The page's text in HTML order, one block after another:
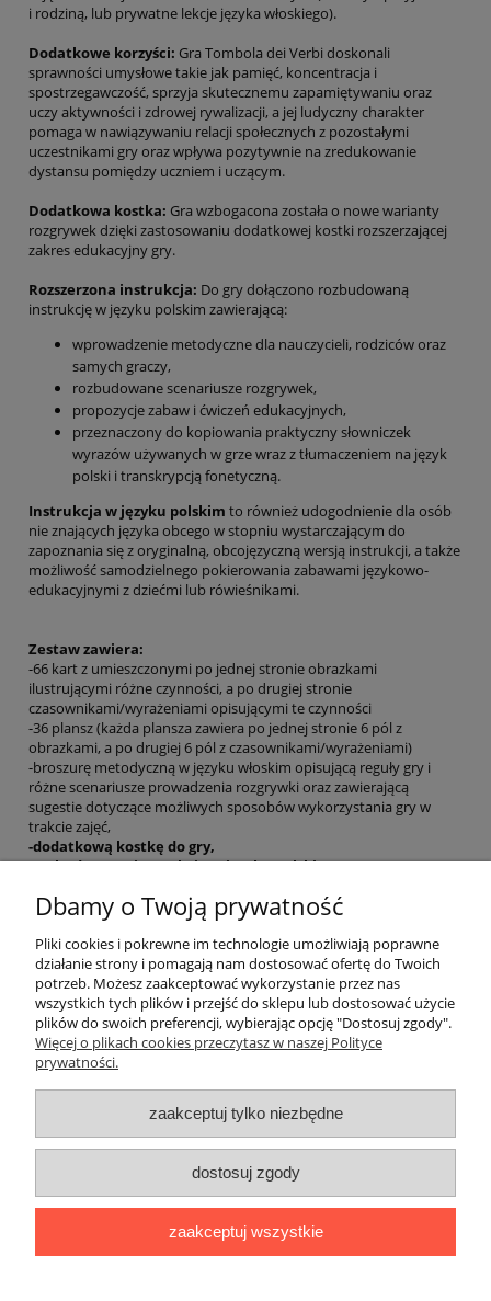
i rodziną, lub prywatne lekcje języka włoskiego).
Dodatkowe korzyści: Gra Tombola dei Verbi doskonali
sprawności umysłowe takie jak pamięć, koncentracja i
spostrzegawczość, sprzyja skutecznemu zapamiętywaniu oraz
uczy aktywności i zdrowej rywalizacji, a jej ludyczny charakter
pomaga w nawiązywaniu relacji społecznych z pozostałymi
uczestnikami gry oraz wpływa pozytywnie na zredukowanie
dystansu pomiędzy uczniem i uczącym.
Dodatkowa kostka: Gra wzbogacona została o nowe warianty
rozgrywek dzięki zastosowaniu dodatkowej kostki rozszerzającej
zakres edukacyjny gry.
Rozszerzona instrukcja: Do gry dołączono rozbudowaną
instrukcję w języku polskim zawierającą:
wprowadzenie metodyczne dla nauczycieli, rodziców oraz
samych graczy,
rozbudowane scenariusze rozgrywek,
propozycje zabaw i ćwiczeń edukacyjnych,
przeznaczony do kopiowania praktyczny słowniczek
wyrazów używanych w grze wraz z tłumaczeniem na język
polski i transkrypcją fonetyczną.
Instrukcja w języku polskim to również udogodnienie dla osób
nie znających języka obcego w stopniu wystarczającym do
zapoznania się z oryginalną, obcojęzyczną wersją instrukcji, a także
możliwość samodzielnego pokierowania zabawami językowo-
edukacyjnymi z dziećmi lub rówieśnikami.
Zestaw zawiera:
-66 kart z umieszczonymi po jednej stronie obrazkami
ilustrującymi różne czynności, a po drugiej stronie
czasownikami/wyrażeniami opisującymi te czynności
-36 plansz (każda plansza zawiera po jednej stronie 6 pól z
obrazkami, a po drugiej 6 pól z czasownikami/wyrażeniami)
-broszurę metodyczną w języku włoskim opisującą reguły gry i
różne scenariusze prowadzenia rozgrywki oraz zawierającą
sugestie dotyczące możliwych sposobów wykorzystania gry w
trakcie zajęć,
-dodatkową kostkę do gry,
-rozbudowaną instrukcję w języku polskim.
EAN: 9788853611796
O nas
Płatności i dostawa
Moje konto
"Romanista" Internetowa Księgarnia Językowa 2025
Ul. Bolesława Limanowskiego 102 lok. 45, 91-042 Łódź |
424 186|biuro@romanista.edu.pl
Dbamy o Twoją prywatność
Pliki cookies i pokrewne im technologie umożliwiają poprawne
działanie strony i pomagają nam dostosować ofertę do Twoich
potrzeb. Możesz zaakceptować wykorzystanie przez nas
wszystkich tych plików i przejść do sklepu lub dostosować użycie
plików do swoich preferencji, wybierając opcję "Dostosuj zgody".
Więcej o plikach cookies przeczytasz w naszej Polityce
prywatności.
zaakceptuj tylko niezbędne
dostosuj zgody
zaakceptuj wszystkie